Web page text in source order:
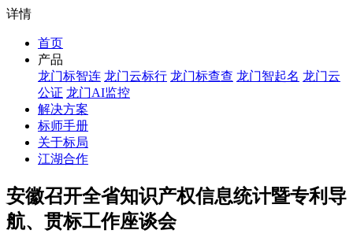
详情
首页
产品
龙门标智连 龙门云标行 龙门标查查 龙门智起名 龙门云
公证 龙门AI监控
解决方案
标师手册
关于标局
江湖合作
安徽召开全省知识产权信息统计暨专利导
航、贯标工作座谈会